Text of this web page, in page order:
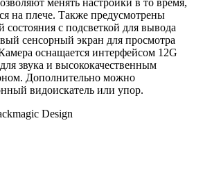
менять настройки в то время,
на плече. Также предусмотрены
с подсветкой для вывода
сенсорный экран для просмотра
оснащается интерфейсом 12G
звука и высококачественным
Дополнительно можно
видоискатель или упор.
Design